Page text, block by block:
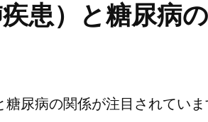
患）と糖尿病
尿病の関係が注目されてい